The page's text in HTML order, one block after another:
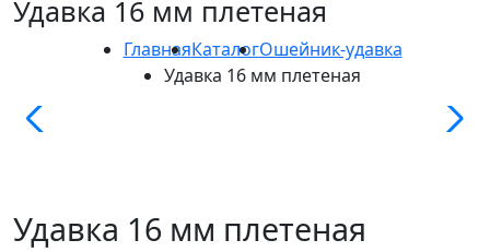
Удавка 16 мм плетеная
ГлавнаяКаталогОшейник-удавка
Удавка 16 мм плетеная
Удавка 16 мм плетеная